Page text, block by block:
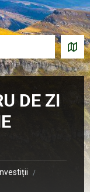
DE ZI
Investiții /